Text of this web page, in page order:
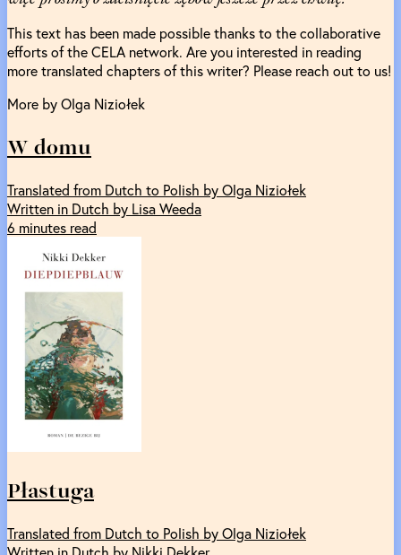
This text has been made possible thanks to the collaborative
efforts of the CELA network. Are you interested in reading
more translated chapters of this writer? Please reach out to us!
More by Olga Niziołek
W domu
Translated from Dutch to Polish by Olga Niziołek
Written in Dutch by Lisa Weeda
6 minutes read
Płastuga
Translated from Dutch to Polish by Olga Niziołek